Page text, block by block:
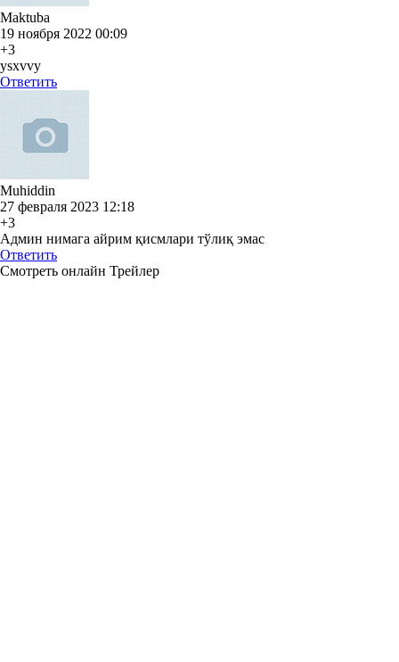
Maktuba
19 ноября 2022 00:09
+3
ysxvvy
Ответить
Muhiddin
27 февраля 2023 12:18
+3
Админ нимага айрим қисмлари тўлиқ эмас
Ответить
Смотреть онлайн Трейлер